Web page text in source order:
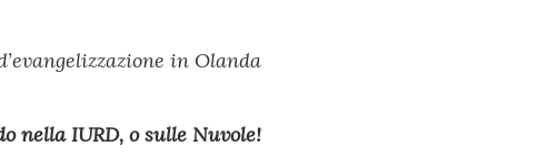
in Olanda
nella IURD, o sulle Nuvole!